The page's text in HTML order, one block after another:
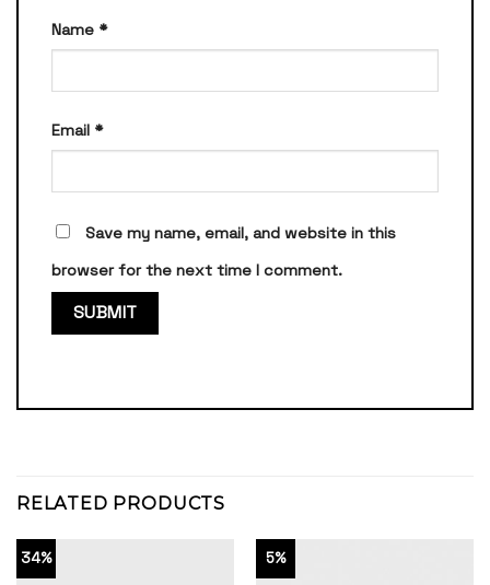
Name *
Email *
Save my name, email, and website in this
browser for the next time I comment.
RELATED PRODUCTS
34% 5%